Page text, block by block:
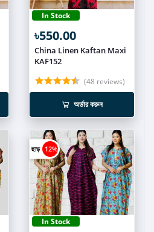
In Stock
৳550.00
China Linen Kaftan Maxi
KAF152
(48 reviews)
অর্ডার করুন
ছাড় 12%
In Stock